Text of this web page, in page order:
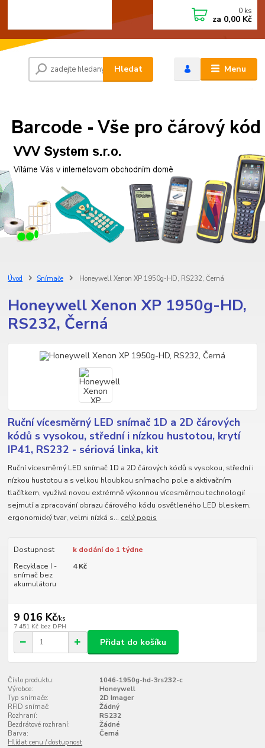
Menu
Hledat
0 ks
za 0,00 Kč
Úvod Snímače Honeywell Xenon XP 1950g-HD, RS232, Černá
Honeywell Xenon XP 1950g-HD,
RS232, Černá
Ruční vícesměrný LED snímač 1D a 2D čárových
kódů s vysokou, střední i nízkou hustotou, krytí
IP41, RS232 - sériová linka, kit
Ruční vícesměrný LED snímač 1D a 2D čárových kódů s vysokou, střední i
nízkou hustotou a s velkou hloubkou snímacího pole a aktivačním
tlačítkem, využívá novou extrémně výkonnou vícesměrnou technologií
sejmutí a zpracování obrazu čárového kódu osvětleného LED bleskem,
ergonomický tvar, velmi nízká s... celý popis
Dostupnost
k dodání do 1 týdne
Recyklace I -
snímač bez
akumulátoru
4 Kč
9 016 Kč/ks
7 451 Kč bez DPH
Přidat do košíku
Číslo produktu:
1046-1950g-hd-3rs232-c
Výrobce:
Honeywell
Typ snímače:
2D Imager
RFID snímač:
Žádný
Rozhraní:
RS232
Bezdrátové rozhraní:
Žádné
Barva:
Černá
Hlídat cenu / dostupnost